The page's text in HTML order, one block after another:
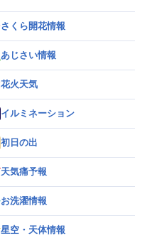
さくら開花情報
あじさい情報
花火天気
イルミネーション
初日の出
天気痛予報
お洗濯情報
星空・天体情報